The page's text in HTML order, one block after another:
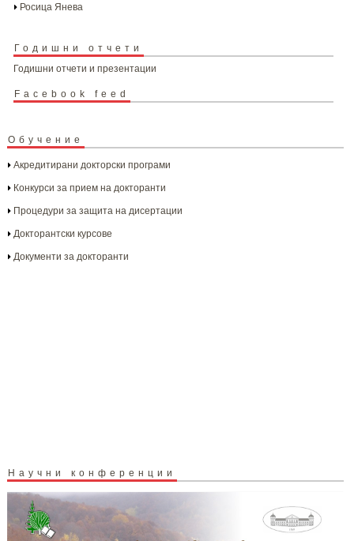
Росица Янева
Годишни отчети
Годишни отчети и презентации
Facebook feed
Обучение
Акредитирани докторски програми
Конкурси за прием на докторанти
Процедури за защита на дисертации
Докторантски курсове
Документи за докторанти
Научни конференции